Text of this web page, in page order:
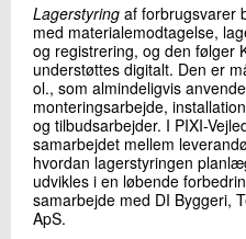
Lagerstyring af forbrugsvarer
med materialemodtagelse,
og registrering, og den følger
understøttes digitalt. Den er
ol., som almindeligvis
monteringsarbejde,
og tilbudsarbejder. I PIXI-
samarbejdet mellem
hvordan lagerstyringen
udvikles i en løbende
samarbejde med DI Byggeri,
ApS.